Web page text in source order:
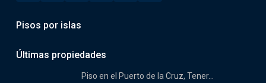
Pisos por islas
Últimas propiedades
Piso en el Puerto de la Cruz, Tener...